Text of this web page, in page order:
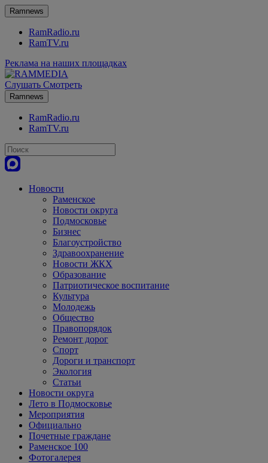
Ramnews
RamRadio.ru
RamTV.ru
Реклама на наших площадках
Слушать Смотреть
Ramnews
RamRadio.ru
RamTV.ru
Новости
Раменское
Новости округа
Подмосковье
Бизнес
Благоустройство
Здравоохранение
Новости ЖКХ
Образование
Патриотическое воспитание
Культура
Молодежь
Общество
Правопорядок
Ремонт дорог
Спорт
Дороги и транспорт
Экология
Статьи
Новости округа
Лето в Подмосковье
Мероприятия
Официально
Почетные граждане
Раменское 100
Фотогалерея